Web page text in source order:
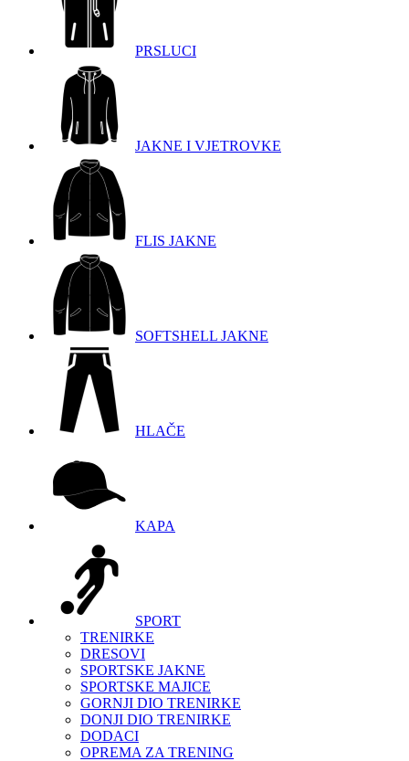
PRSLUCI
JAKNE I VJETROVKE
FLIS JAKNE
SOFTSHELL JAKNE
HLAČE
KAPA
SPORT
TRENIRKE
DRESOVI
SPORTSKE JAKNE
SPORTSKE MAJICE
GORNJI DIO TRENIRKE
DONJI DIO TRENIRKE
DODACI
OPREMA ZA TRENING